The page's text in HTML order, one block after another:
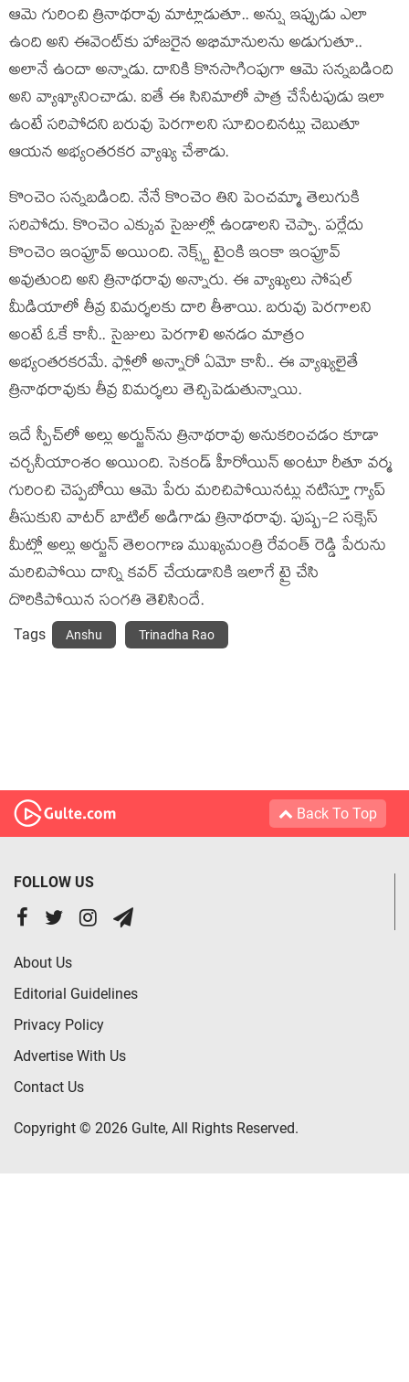
ఆమె గురించి త్రినాథ‌రావు మాట్లాడుతూ.. అన్షు ఇప్పుడు ఎలా
ఉంది అని ఈవెంట్‌కు హాజ‌రైన అభిమానులను అడుగుతూ..
అలానే ఉందా అన్నాడు. దానికి కొన‌సాగింపుగా ఆమె స‌న్న‌బ‌డింది
అని వ్యాఖ్యానించాడు. ఐతే ఈ సినిమాలో పాత్ర చేసేటపుడు ఇలా
ఉంటే స‌రిపోద‌ని బ‌రువు పెర‌గాల‌ని సూచించిన‌ట్లు చెబుతూ
ఆయ‌న అభ్యంత‌ర‌కర వ్యాఖ్య చేశాడు.
కొంచెం స‌న్న‌బ‌డింది. నేనే కొంచెం తిని పెంచ‌మ్మా తెలుగుకి
స‌రిపోదు. కొంచెం ఎక్కువ సైజుల్లో ఉండాల‌ని చెప్పా. ప‌ర్లేదు
కొంచెం ఇంప్రూవ్ అయింది. నెక్స్ట్ టైంకి ఇంకా ఇంప్రూవ్
అవుతుంది అని త్రినాథ‌రావు అన్నారు. ఈ వ్యాఖ్య‌లు సోషల్
మీడియాలో తీవ్ర విమ‌ర్శ‌ల‌కు దారి తీశాయి. బ‌రువు పెర‌గాల‌ని
అంటే ఓకే కానీ.. సైజులు పెర‌గాలి అన‌డం మాత్రం
అభ్యంత‌ర‌క‌ర‌మే. ఫ్లోలో అన్నారో ఏమో కానీ.. ఈ వ్యాఖ్య‌లైతే
త్రినాథ‌రావుకు తీవ్ర విమ‌ర్శ‌లు తెచ్చిపెడుతున్నాయి.
ఇదే స్పీచ్‌లో అల్లు అర్జున్‌ను త్రినాథ‌రావు అనుక‌రించ‌డం కూడా
చ‌ర్చ‌నీయాంశం అయింది. సెకండ్ హీరోయిన్ అంటూ రీతూ వ‌ర్మ
గురించి చెప్ప‌బోయి ఆమె పేరు మ‌రిచిపోయిన‌ట్లు న‌టిస్తూ గ్యాప్
తీసుకుని వాట‌ర్ బాటిల్ అడిగాడు త్రినాథ‌రావు. పుష్ప‌-2 స‌క్సెస్
మీట్లో అల్లు అర్జున్ తెలంగాణ ముఖ్య‌మంత్రి రేవంత్ రెడ్డి పేరును
మ‌రిచిపోయి దాన్ని క‌వ‌ర్ చేయ‌డానికి ఇలాగే ట్రై చేసి
దొరికిపోయిన సంగ‌తి తెలిసిందే.
Tags Anshu Trinadha Rao
Back To Top
FOLLOW US
About Us
Editorial Guidelines
Privacy Policy
Advertise With Us
Contact Us
Copyright © 2026 Gulte, All Rights Reserved.